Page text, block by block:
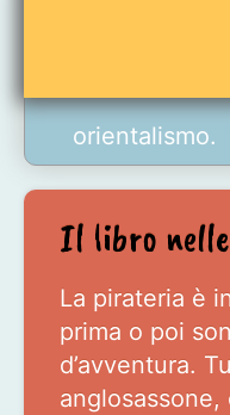
orientalismo.
Il libro
La pirateria è
prima o poi
d’avventura.